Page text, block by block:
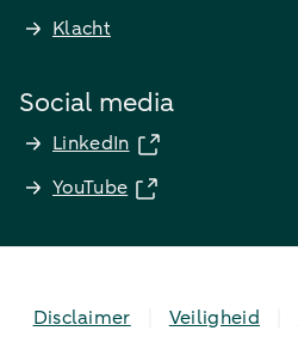
Klacht
Social media
LinkedIn
YouTube
Disclaimer Veiligheid